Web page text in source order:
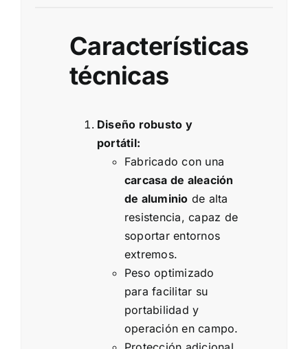
Características
técnicas
Diseño robusto y
portátil:
Fabricado con una
carcasa de aleación
de aluminio de alta
resistencia, capaz de
soportar entornos
extremos.
Peso optimizado
para facilitar su
portabilidad y
operación en campo.